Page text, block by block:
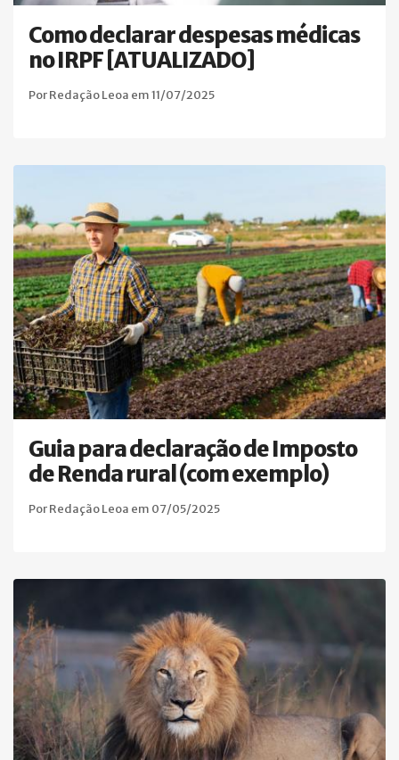
Como declarar despesas médicas
no IRPF [ATUALIZADO]
Por Redação Leoa em 11/07/2025
Guia para declaração de Imposto
de Renda rural (com exemplo)
Por Redação Leoa em 07/05/2025